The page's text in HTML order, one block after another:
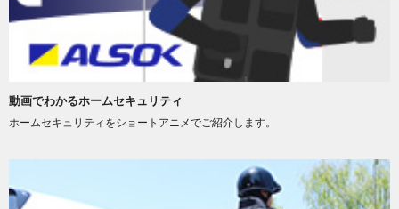
動画でわかるホームセキュリティ
ホームセキュリティをショートアニメでご紹介します。